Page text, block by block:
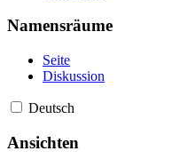
Namensräume
Seite
Diskussion
Deutsch
Ansichten